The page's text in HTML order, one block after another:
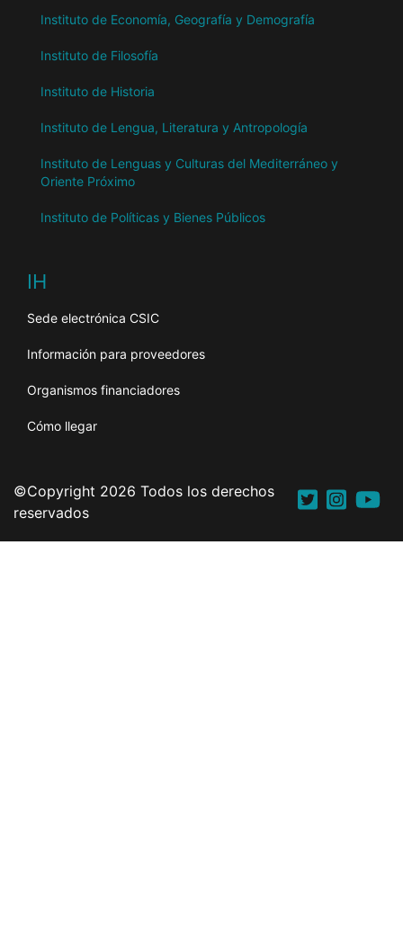
Instituto de Economía, Geografía y Demografía
Instituto de Filosofía
Instituto de Historia
Instituto de Lengua, Literatura y Antropología
Instituto de Lenguas y Culturas del Mediterráneo y
Oriente Próximo
Instituto de Políticas y Bienes Públicos
IH
Sede electrónica CSIC
Información para proveedores
Organismos financiadores
Cómo llegar
©Copyright 2026 Todos los derechos
reservados